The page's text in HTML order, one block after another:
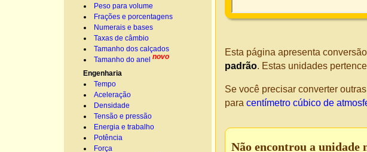
Peso para volume
Frações e porcentagens
Numerais e bases
Taxas de câmbio
Tamanho dos calçados
Tamanho do anel novo
Engenharia
Tempo
Aceleração
Densidade
Tensão e pressão
Energia e trabalho
Potência
Força
Esta página apresenta
padrão. Estas unidades
Se você precisar converter
para centímetro cúbico de
Não encontrou a unidade